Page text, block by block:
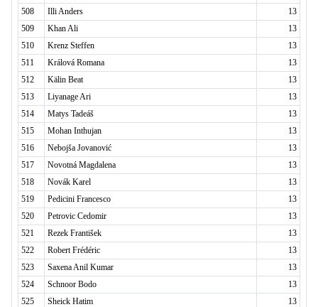
508
Illi Anders
13
509
Khan Ali
13
510
Krenz Steffen
13
511
Králová Romana
13
512
Kälin Beat
13
513
Liyanage Ari
13
514
Matys Tadeáš
13
515
Mohan Inthujan
13
516
Nebojša Jovanović
13
517
Novotná Magdalena
13
518
Novák Karel
13
519
Pedicini Francesco
13
520
Petrovic Cedomir
13
521
Rezek František
13
522
Robert Frédéric
13
523
Saxena Anil Kumar
13
524
Schnoor Bodo
13
525
Sheick Hatim
13